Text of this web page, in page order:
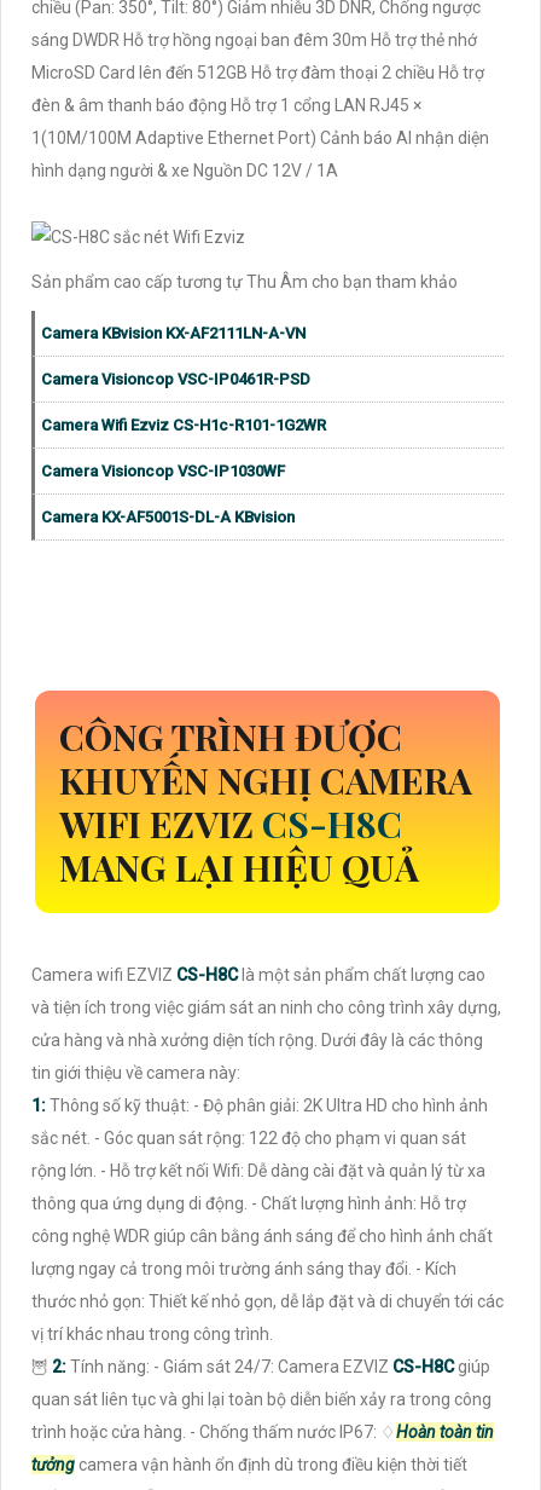
chiều (Pan: 350°, Tilt: 80°) Giảm nhiễu 3D DNR, Chống ngược
sáng DWDR Hỗ trợ hồng ngoại ban đêm 30m Hỗ trợ thẻ nhớ
MicroSD Card lên đến 512GB Hỗ trợ đàm thoại 2 chiều Hỗ trợ
đèn & âm thanh báo động Hỗ trợ 1 cổng LAN RJ45 ×
1(10M/100M Adaptive Ethernet Port) Cảnh báo AI nhận diện
hình dạng người & xe Nguồn DC 12V / 1A
Sản phẩm cao cấp tương tự Thu Âm cho bạn tham khảo
Camera KBvision KX-AF2111LN-A-VN
Camera Visioncop VSC-IP0461R-PSD
Camera Wifi Ezviz CS-H1c-R101-1G2WR
Camera Visioncop VSC-IP1030WF
Camera KX-AF5001S-DL-A KBvision
CÔNG TRÌNH ĐƯỢC
KHUYẾN NGHỊ CAMERA
WIFI EZVIZ CS-H8C
MANG LẠI HIỆU QUẢ
Camera wifi EZVIZ CS-H8C là một sản phẩm chất lượng cao
và tiện ích trong việc giám sát an ninh cho công trình xây dựng,
cửa hàng và nhà xưởng diện tích rộng. Dưới đây là các thông
tin giới thiệu về camera này:
1:Thông số kỹ thuật: - Độ phân giải: 2K Ultra HD cho hình ảnh
sắc nét. - Góc quan sát rộng: 122 độ cho phạm vi quan sát
rộng lớn. - Hỗ trợ kết nối Wifi: Dễ dàng cài đặt và quản lý từ xa
thông qua ứng dụng di động. - Chất lượng hình ảnh: Hỗ trợ
công nghệ WDR giúp cân bằng ánh sáng để cho hình ảnh chất
lượng ngay cả trong môi trường ánh sáng thay đổi. - Kích
thước nhỏ gọn: Thiết kế nhỏ gọn, dễ lắp đặt và di chuyển tới các
vị trí khác nhau trong công trình.
🦉 2:Tính năng: - Giám sát 24/7: Camera EZVIZ CS-H8Cgiúp
quan sát liên tục và ghi lại toàn bộ diễn biến xảy ra trong công
trình hoặc cửa hàng. - Chống thấm nước IP67: ♢Hoàn toàn tin
tưởngcamera vận hành ổn định dù trong điều kiện thời tiết